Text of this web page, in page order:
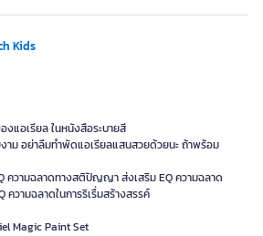
Kids
งแอเรียล ในหนังสือระบายสี
าม อย่าลืมทำพัดแอเรียลแสนสวยด้วยนะ ถ้าพร้อม
ความฉลาดทางสติปัญญา ส่งเสริม EQ ความฉลาด
ความฉลาดในการริเรื่มสร้างสรรค์
Magic Paint Set